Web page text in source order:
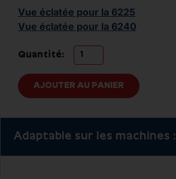
Vue éclatée pour la 6225
Vue éclatée pour la 6240
Quantité:
AJOUTER AU PANIER
Adaptable sur les machines :